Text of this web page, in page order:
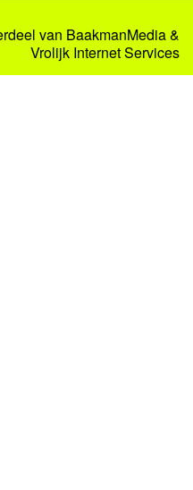
van BaakmanMedia&
Vrolijk Internet Services